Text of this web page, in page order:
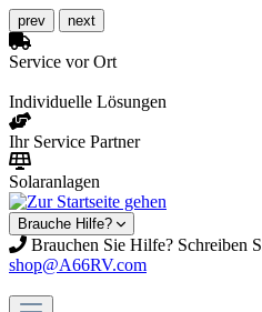
prev next
Service vor Ort
Individuelle Lösungen
Ihr Service Partner
Solaranlagen
Brauche Hilfe?
Brauchen Sie Hilfe? Schreiben
shop@A66RV.com